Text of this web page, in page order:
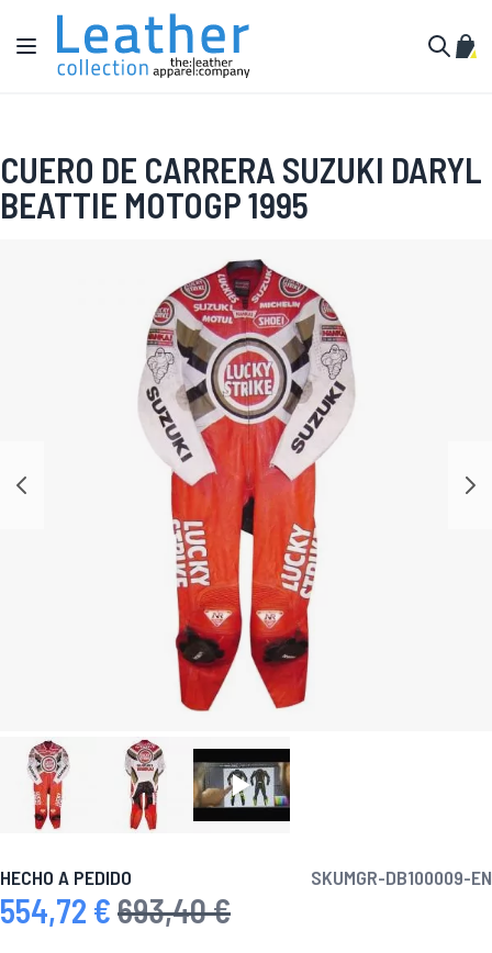
Ir al contenido
Toggle Nav
Mi
CUERO DE CARRERA SUZUKI DARYL
BEATTIE MOTOGP 1995
HECHO A PEDIDO SKUMGR-DB100009-EN
Precio especial
554,72 € Precio habitual
693,40 €